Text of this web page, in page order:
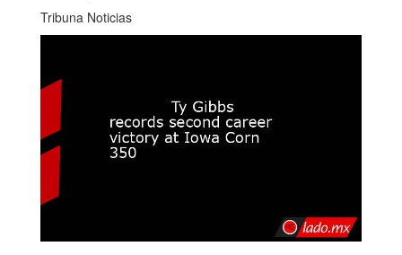
Tribuna Noticias